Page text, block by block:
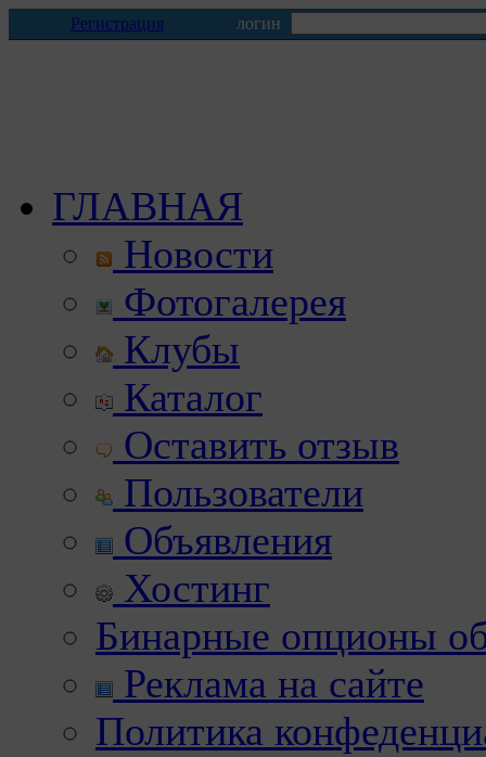
Регистрация логин
ГЛАВНАЯ
Новости
Фотогалерея
Клубы
Каталог
Оставить отзыв
Пользователи
Объявления
Хостинг
Бинарные опционы
Реклама на сайте
Политика